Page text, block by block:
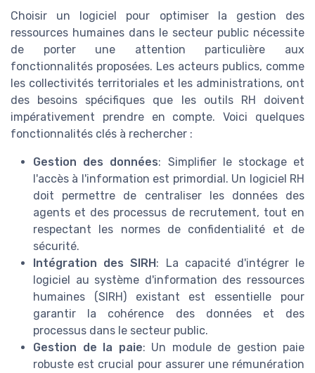
Choisir un logiciel pour optimiser la gestion des
ressources humaines dans le secteur public nécessite
de porter une attention particulière aux
fonctionnalités proposées. Les acteurs publics, comme
les collectivités territoriales et les administrations, ont
des besoins spécifiques que les outils RH doivent
impérativement prendre en compte. Voici quelques
fonctionnalités clés à rechercher :
Gestion des données: Simplifier le stockage et
l'accès à l'information est primordial. Un logiciel RH
doit permettre de centraliser les données des
agents et des processus de recrutement, tout en
respectant les normes de confidentialité et de
sécurité.
Intégration des SIRH: La capacité d'intégrer le
logiciel au système d'information des ressources
humaines (SIRH) existant est essentielle pour
garantir la cohérence des données et des
processus dans le secteur public.
Gestion de la paie: Un module de gestion paie
robuste est crucial pour assurer une rémunération